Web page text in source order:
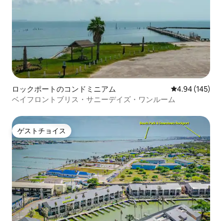
ロックポートのコンドミニアム レビュー145
4.94 (145)
ベイフロントブリス・サニーデイズ・ワンルーム
ゲストチョイス
ゲストチョイス